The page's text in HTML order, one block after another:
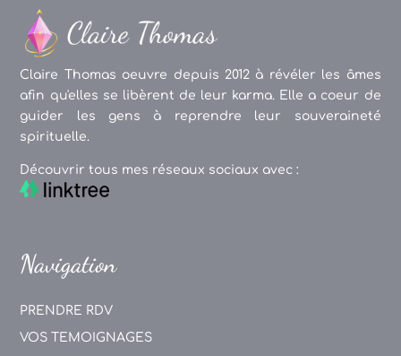
Claire Thomas oeuvre depuis 2012 à révéler les âmes
afin qu'elles se libèrent de leur karma. Elle a coeur de
guider les gens à reprendre leur souveraineté
spirituelle.
Découvrir tous mes réseaux sociaux avec :
Navigation
PRENDRE RDV
VOS TEMOIGNAGES